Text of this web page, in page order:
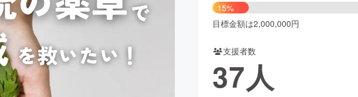
籍・雑誌出版
チャレンジ ビューティー・ヘルスケア
15%
目標金額は2,000,000円
支援者数
37人